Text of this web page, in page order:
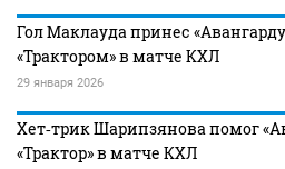
Гол Маклауда принес
«Трактором» в матче КХЛ
29 января 2026
Хет‑трик Шарипзянова помог
«Трактор» в матче КХЛ